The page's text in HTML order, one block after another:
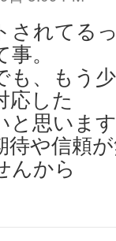
されてる
。
も、もう
応した
と思います
待や信頼
んから